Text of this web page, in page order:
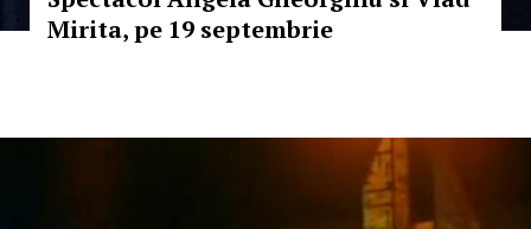
Mirita, pe 19 septembrie